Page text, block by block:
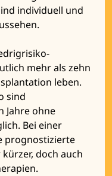
individuell und
mehr als zehn
leben.
sind
Jahre ohne
Bei einer
prognostizierte
doch auch